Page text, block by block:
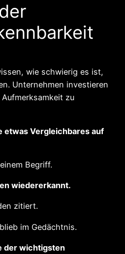
wie schwierig es ist,
Unternehmen investieren
zu
etwas Vergleichbares auf
Begriff.
wiedererkannt.
zitiert.
im Gedächtnis.
der wichtigsten